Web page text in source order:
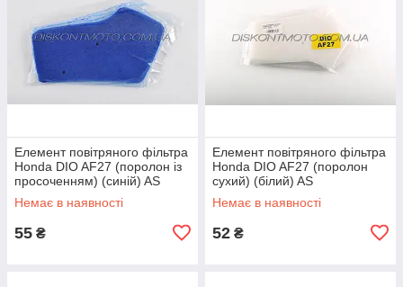
Елемент повітряного фільтра
Honda DIO AF27 (поролон із
просоченням) (синій) AS
Немає в наявності
55 ₴
Елемент повітряного фільтра
Honda DIO AF27 (поролон
сухий) (білий) AS
Немає в наявності
52 ₴